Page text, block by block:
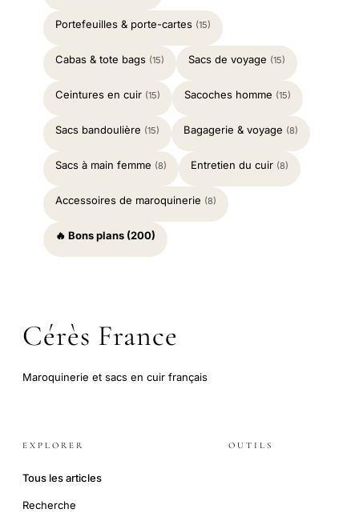
Portefeuilles & porte-cartes (15)
Cabas & tote bags (15) Sacs de voyage (15)
Ceintures en cuir (15) Sacoches homme (15)
Sacs bandoulière (15) Bagagerie & voyage (8)
Sacs à main femme (8) Entretien du cuir (8)
Accessoires de maroquinerie (8)
🔥 Bons plans (200)
Cérès France
Maroquinerie et sacs en cuir français
EXPLORER
Tous les articles
Recherche
OUTILS